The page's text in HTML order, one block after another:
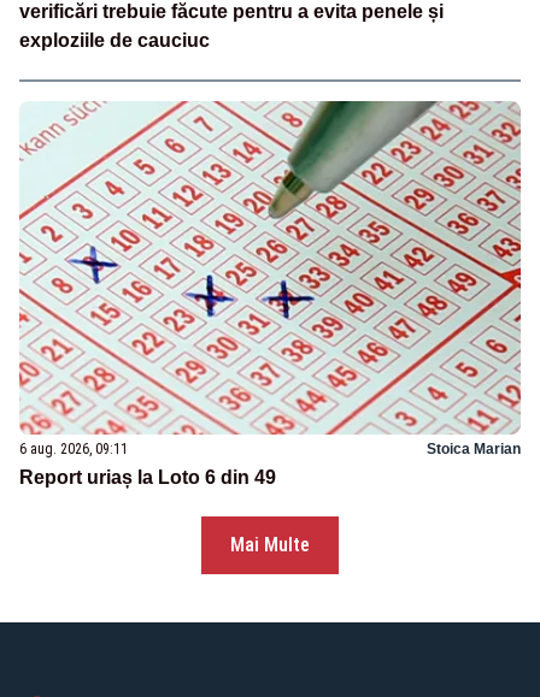
verificări trebuie făcute pentru a evita penele și
exploziile de cauciuc
6 aug. 2026, 09:11 Stoica Marian
Report uriaș la Loto 6 din 49
Mai Multe